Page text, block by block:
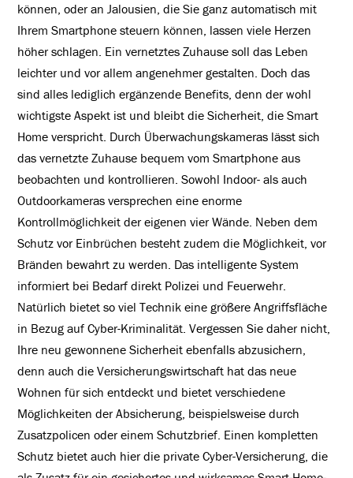
können, oder an Jalousien, die Sie ganz automatisch mit
Ihrem Smartphone steuern können, lassen viele Herzen
höher schlagen. Ein vernetztes Zuhause soll das Leben
leichter und vor allem angenehmer gestalten. Doch das
sind alles lediglich ergänzende Benefits, denn der wohl
wichtigste Aspekt ist und bleibt die Sicherheit, die Smart
Home verspricht. Durch Überwachungskameras lässt sich
das vernetzte Zuhause bequem vom Smartphone aus
beobachten und kontrollieren. Sowohl Indoor- als auch
Outdoorkameras versprechen eine enorme
Kontrollmöglichkeit der eigenen vier Wände. Neben dem
Schutz vor Einbrüchen besteht zudem die Möglichkeit, vor
Bränden bewahrt zu werden. Das intelligente System
informiert bei Bedarf direkt Polizei und Feuerwehr.
Natürlich bietet so viel Technik eine größere Angriffsfläche
in Bezug auf Cyber-Kriminalität. Vergessen Sie daher nicht,
Ihre neu gewonnene Sicherheit ebenfalls abzusichern,
denn auch die Versicherungswirtschaft hat das neue
Wohnen für sich entdeckt und bietet verschiedene
Möglichkeiten der Absicherung, beispielsweise durch
Zusatzpolicen oder einem Schutzbrief. Einen kompletten
Schutz bietet auch hier die private Cyber-Versicherung, die